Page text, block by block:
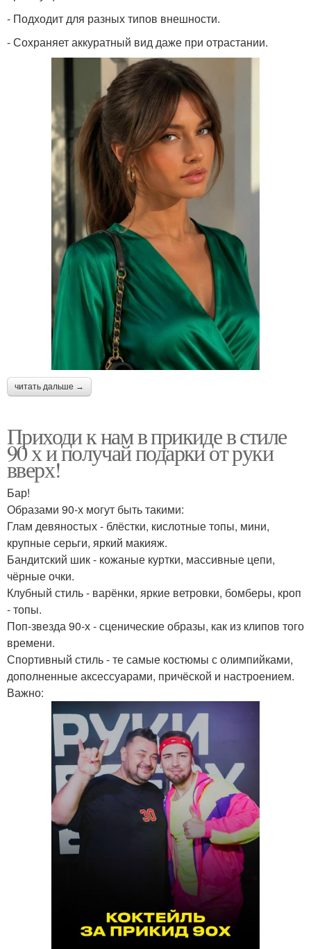
- Подходит для разных типов внешности.
- Сохраняет аккуратный вид даже при отрастании.
читать дальше →
Приходи к нам в прикиде в стиле
90 х и получай подарки от руки
вверх!
Бар!
Образами 90-х могут быть такими:
Глам девяностых - блёстки, кислотные топы, мини,
крупные серьги, яркий макияж.
Бандитский шик - кожаные куртки, массивные цепи,
чёрные очки.
Клубный стиль - варёнки, яркие ветровки, бомберы, кроп
- топы.
Поп-звезда 90-х - сценические образы, как из клипов того
времени.
Спортивный стиль - те самые костюмы с олимпийками,
дополненные аксессуарами, причёской и настроением.
Важно: